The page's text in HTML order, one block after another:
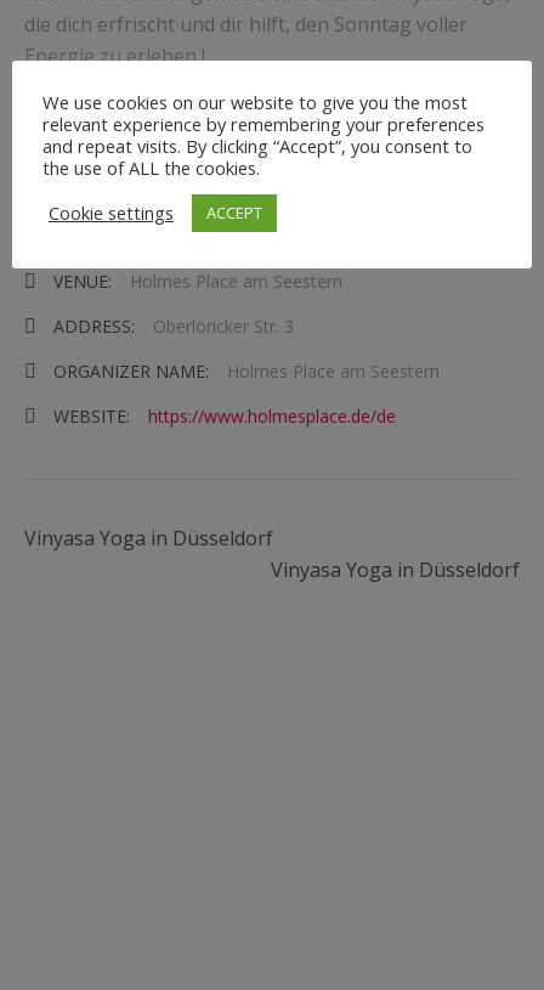
die dich erfrischt und dir hilft, den Sonntag voller
Energie zu erleben !
EVENT DETAILS
16.11.2025 | 11:00-
11:00 - 12:00
VENUE:
Holmes Place am Seestern
ADDRESS:
Oberlöricker Str. 3
ORGANIZER NAME:
Holmes Place am Seestern
WEBSITE:
https://www.holmesplace.de/de
Vinyasa Yoga in Düsseldorf
Vinyasa Yoga in Düsseldorf
We use cookies on our website to give you the most
relevant experience by remembering your preferences
and repeat visits. By clicking “Accept”, you consent to
the use of ALL the cookies.
Cookie settings
ACCEPT